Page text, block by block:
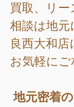
買取、リ
相談は地
良西大和
お気軽に
地元密着